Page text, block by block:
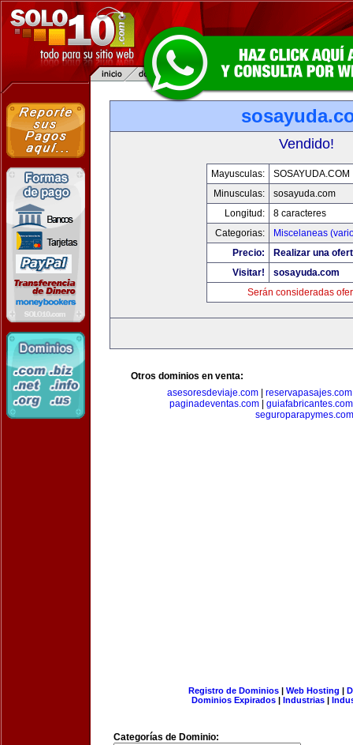
Vendido!
Mayusculas:
SOSAYUDA.COM
Minusculas:
sosayuda.com
Longitud:
8 caracteres
Categorias:
Miscelaneas
Precio:
Realizar una
Visitar!
sosayuda.com
Serán consideradas
Otros dominios en venta:
asesoresdeviaje.com
reservapasajes.com
paginadeventas.com
guiafabricantes.com
seguroparapymes.com
Registro de Dominios| Web Hosting |
Dominios Expirados | Industrias |
Categorías de Dominio: